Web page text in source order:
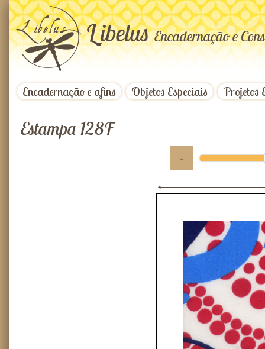
LibelusEncadernação e
Encadernação e afins Objetos Especiais Projetos
Estampa 128F
-